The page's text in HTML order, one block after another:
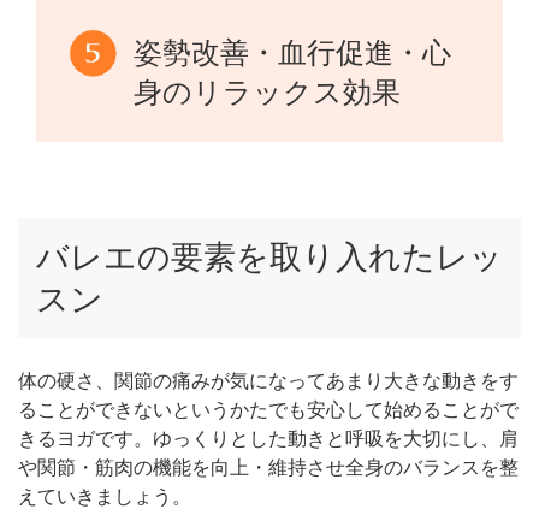
姿勢改善・血行促進・心
身のリラックス効果
バレエの要素を取り入れたレッ
スン
体の硬さ、関節の痛みが気になってあまり大きな動きをす
ることができないというかたでも安心して始めることがで
きるヨガです。ゆっくりとした動きと呼吸を大切にし、肩
や関節・筋肉の機能を向上・維持させ全身のバランスを整
えていきましょう。